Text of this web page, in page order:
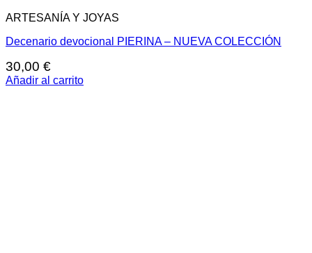
ARTESANÍA Y JOYAS
Decenario devocional PIERINA – NUEVA COLECCIÓN
30,00 €
Añadir al carrito